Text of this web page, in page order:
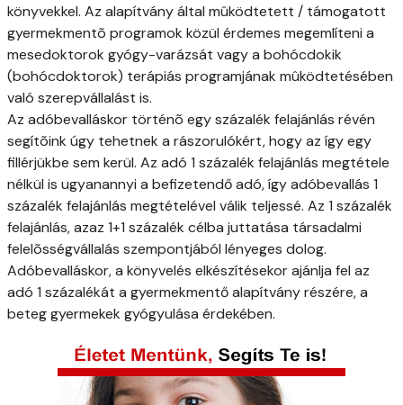
könyvekkel. Az alapítvány által mûködtetett / támogatott
gyermekmentõ programok közül érdemes megemlíteni a
mesedoktorok gyógy-varázsát vagy a bohócdokik
(bohócdoktorok) terápiás programjának mûködtetésében
való szerepvállalást is.
Az adóbevalláskor történõ egy százalék felajánlás révén
segítõink úgy tehetnek a rászorulókért, hogy az így egy
fillérjükbe sem kerül. Az adó 1 százalék felajánlás megtétele
nélkül is ugyanannyi a befizetendő adó, így adóbevallás 1
százalék felajánlás megtételével válik teljessé. Az 1 százalék
felajánlás, azaz 1+1 százalék célba juttatása társadalmi
felelõsségvállalás szempontjából lényeges dolog.
Adóbevalláskor, a könyvelés elkészítésekor ajánlja fel az
adó 1 százalékát a gyermekmentő alapítvány részére, a
beteg gyermekek gyógyulása érdekében.